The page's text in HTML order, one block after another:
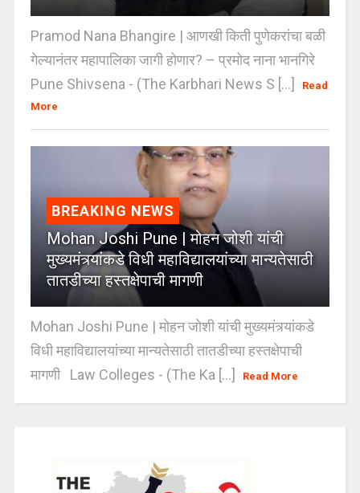
Pramod Nana Bhangire | आणखी किती पुणेकरांचा बळी
गेल्यानंतर महापालिका जागी होणार? – प्रमोद नाना भानगिरे
Pune Shivsena - (The Karbhari News S [...]
Read
More
BREAKING NEWS
Mohan Joshi Pune | मोहन जोशी यांची
मुख्यमंत्र्यांकडे विधी महाविद्यालयांच्या मान्यतेसाठी
तातडीच्या हस्तक्षेपाची मागणी
Mohan Joshi Pune | मोहन जोशी यांची मुख्यमंत्र्यांकडे
विधी महाविद्यालयांच्या मान्यतेसाठी तातडीच्या हस्तक्षेपाची
मागणी Law Colleges - (The Ka [...]
Read More